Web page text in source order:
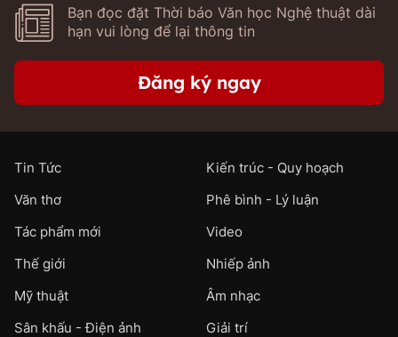
Bạn đọc đặt Thời báo Văn học Nghệ thuật dài
hạn vui lòng để lại thông tin
Đăng ký ngay
Tin Tức
Kiến trúc - Quy hoạch
Văn thơ
Phê bình - Lý luận
Tác phẩm mới
Video
Thế giới
Nhiếp ảnh
Mỹ thuật
Âm nhạc
Sân khấu - Điện ảnh
Giải trí